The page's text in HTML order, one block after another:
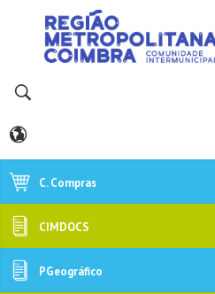
C. Compras
CIMDOCS
PGeográfico